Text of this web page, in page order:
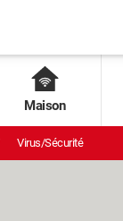
Maison
Virus/Sécurité